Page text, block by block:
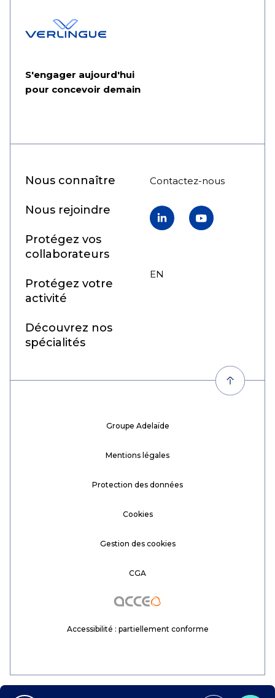
S'engager aujourd'hui
pour concevoir demain
Nous connaître
Nous rejoindre
Protégez vos
collaborateurs
Protégez votre
activité
Découvrez nos
spécialités
Contactez-nous
LinkedInYouTube
FR
EN
Groupe Adelaïde
Mentions légales
Protection des données
Cookies
Gestion des cookies
CGA
Accessibilité : partiellement conforme